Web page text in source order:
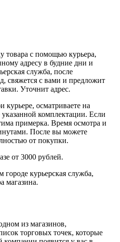
товара с помощью курьера,
адресу в будние дни и
служба, после
свяжется с вами и предложит
Уточнит адрес.
курьере, осматриваете на
указанной комплектации. Если
примерка. Время осмотра и
После вы можете
от покупки.
от 3000 рублей.
городе курьерская служба,
магазина.
из магазинов,
торговых точек, которые